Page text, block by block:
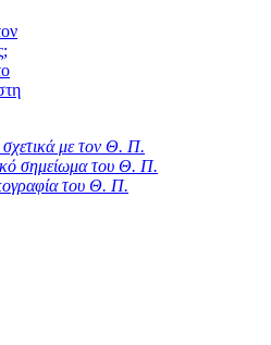
σχετικά με τον Θ. Π.
σημείωμα του Θ. Π.
του Θ. Π.